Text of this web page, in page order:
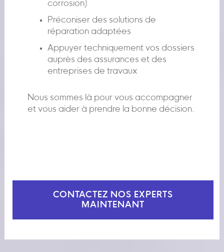
corrosion)
Préconiser des solutions de
réparation adaptées
Appuyer techniquement vos dossiers
auprès des assurances et des
entreprises de travaux
Nous sommes là pour vous accompagner
et vous aider à prendre la bonne décision.
CONTACTEZ NOS EXPERTS
MAINTENANT